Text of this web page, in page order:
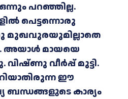
പറഞ്ഞില്ല.
പെട്ടന്നൊരു
മായയെ
വീർപ്പ് മുട്ടി.
ഈ
ബന്ധങ്ങളുടെ കാര്യം